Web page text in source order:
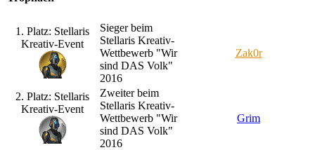
1. Platz: Stellaris
Kreativ-Event
Sieger beim
Stellaris Kreativ-
Wettbewerb "Wir
sind DAS Volk"
2016
Zak0r
2. Platz: Stellaris
Kreativ-Event
Zweiter beim
Stellaris Kreativ-
Wettbewerb "Wir
sind DAS Volk"
2016
Grim